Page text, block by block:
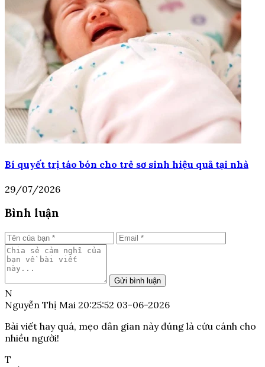
Bí quyết trị táo bón cho trẻ sơ sinh hiệu quả tại nhà
29/07/2026
Bình luận
Gửi bình luận
N
Nguyễn Thị Mai 20:25:52 03-06-2026
Bài viết hay quá, mẹo dân gian này đúng là cứu cánh cho
nhiều người!
T